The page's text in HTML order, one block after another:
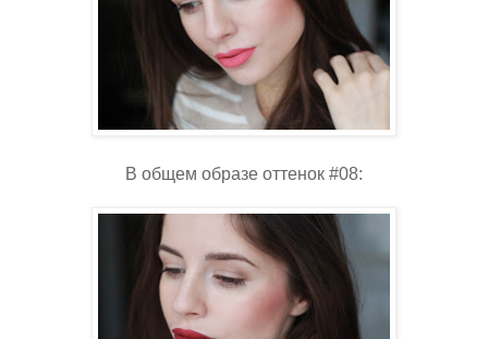
В общем образе оттенок #08: